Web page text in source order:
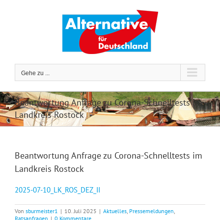
Gehe zu ...
Beantwortung Anfrage zu Corona-Schnelltests im
Landkreis Rostock
Beantwortung Anfrage zu Corona-Schnelltests im
Landkreis Rostock
2025-07-10_LK_ROS_DEZ_II
Von sburmeister1 | 10. Juli 2025 | Aktuelles Pressemeldungen
Ratsanfragen | 0 Kommentare